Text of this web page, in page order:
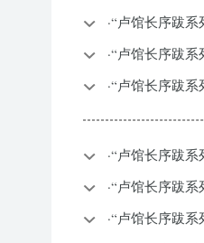
·“卢馆长序跋
·“卢馆长序跋
·“卢馆长序跋
·“卢馆长序跋
·“卢馆长序跋
·“卢馆长序跋